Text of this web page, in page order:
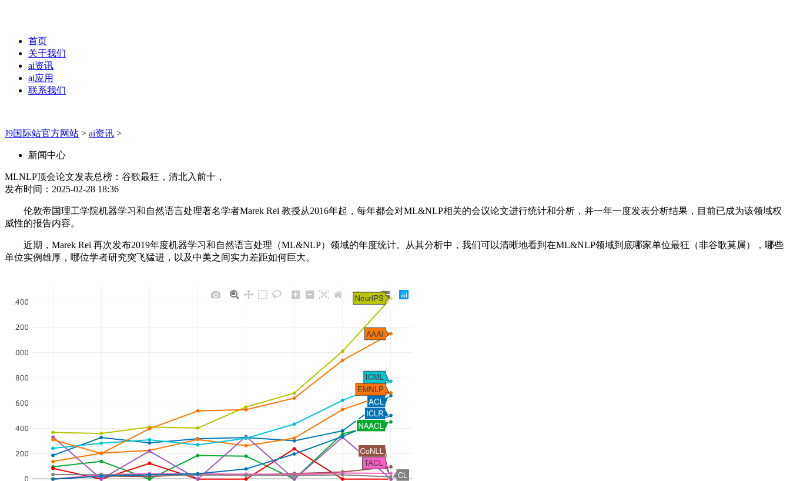
首页
关于我们
ai资讯
ai应用
联系我们
J9国际站官方网站 > ai资讯 >
新闻中心
MLNLP顶会论文发表总榜：谷歌最狂，清北入前十，
发布时间：2025-02-28 18:36
伦敦帝国理工学院机器学习和自然语言处理著名学者Marek Rei 教授从2016年起，每年都会对ML&NLP相关的会议论文进行统计和分析，并一年一度发表分析结果，目前已成为该领域权
威性的报告内容。
近期，Marek Rei 再次发布2019年度机器学习和自然语言处理（ML&NLP）领域的年度统计。从其分析中，我们可以清晰地看到在ML&NLP领域到底哪家单位最狂（非谷歌莫属），哪些
单位实例雄厚，哪位学者研究突飞猛进，以及中美之间实力差距如何巨大。